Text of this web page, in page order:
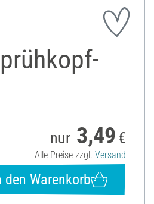
nur 3,49 €
Alle Preise zzgl. Versand
den Warenkorb